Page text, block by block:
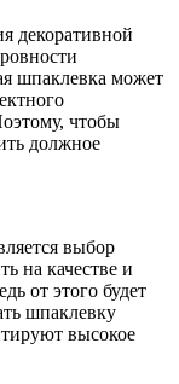
декоративной
шпаклевка может
чтобы
должное
выбор
на качестве и
от этого будет
шпаклевку
высокое